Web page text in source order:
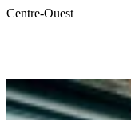
Centre-Ouest